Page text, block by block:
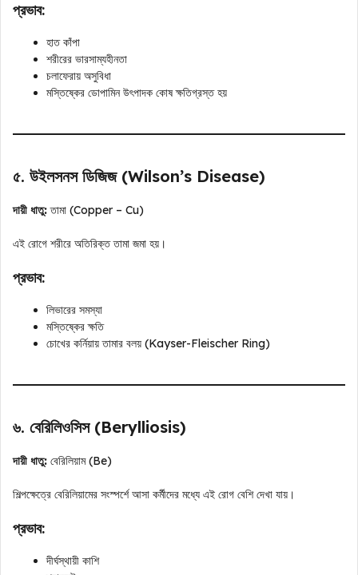
প্রভাব:
হাত কাঁপা
শরীরের ভারসাম্যহীনতা
চলাফেরায় অসুবিধা
মস্তিষ্কের ডোপামিন উৎপাদক কোষ ক্ষতিগ্রস্ত হয়
৫. উইলসনস ডিজিজ (Wilson’s Disease)
দায়ী ধাতু:তামা (Copper – Cu)
এই রোগে শরীরে অতিরিক্ত তামা জমা হয়।
প্রভাব:
লিভারের সমস্যা
মস্তিষ্কের ক্ষতি
চোখের কর্নিয়ায় তামার বলয় (Kayser-Fleischer Ring)
৬. বেরিলিওসিস (Berylliosis)
দায়ী ধাতু: বেরিলিয়াম (Be)
শিল্পক্ষেত্রে বেরিলিয়ামের সংস্পর্শে আসা কর্মীদের মধ্যে এই রোগ বেশি দেখা যায়।
প্রভাব:
দীর্ঘস্থায়ী কাশি